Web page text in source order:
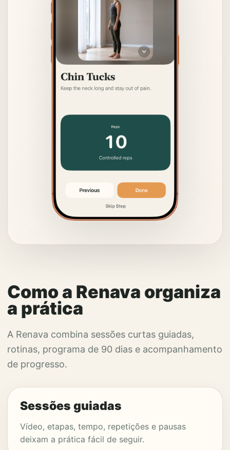
Como a Renava organiza
a prática
A Renava combina sessões curtas guiadas,
rotinas, programa de 90 dias e acompanhamento
de progresso.
Sessões guiadas
Vídeo, etapas, tempo, repetições e pausas
deixam a prática fácil de seguir.